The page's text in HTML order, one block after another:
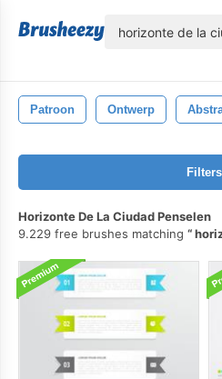
Patroon Ontwerp
Filters
Horizonte De La Ciudad Penselen
9.229 free brushes matching